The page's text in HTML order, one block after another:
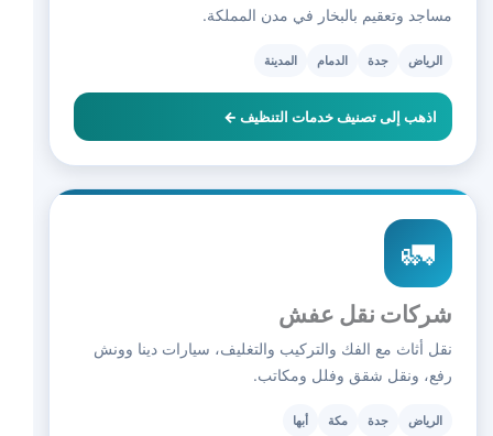
مساجد وتعقيم بالبخار في مدن المملكة.
الرياض جدة الدمام المدينة
اذهب إلى تصنيف خدمات التنظيف ←
🚛
شركات نقل عفش
نقل أثاث مع الفك والتركيب والتغليف، سيارات دينا وونش
رفع، ونقل شقق وفلل ومكاتب.
الرياض جدة مكة أبها